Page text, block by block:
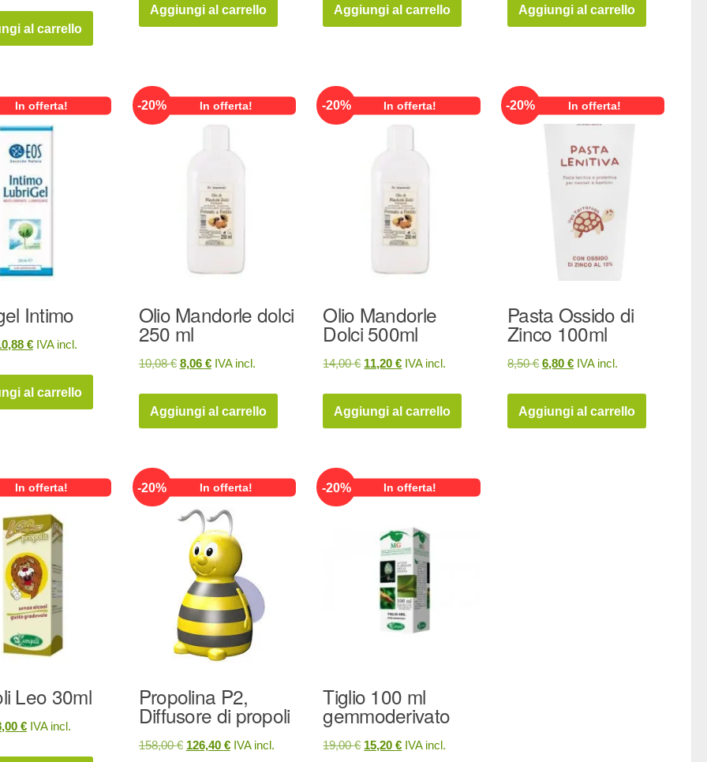
originale
era:
attuale
è:
al carrello
originale
era:
attuale
è:
Aggiungi al carrello
originale
era:
attuale
è:
Aggiungi al carrello
originale
era:
attuale
è:
Aggiungi al carrello
In offerta!
Intimo
€Il
attuale
è:
IVA incl.
al carrello
-20% In offerta!
Olio Mandorle dolci
250 ml
10,08€ Il
originale
era:
8,06 €Il
attuale
è:
IVA incl.
Aggiungi al carrello
-20% In offerta!
Olio Mandorle
Dolci 500ml
14,00€ Il
originale
era:
11,20€Il
attuale
è:
IVA incl.
Aggiungi al carrello
-20% In offerta!
Pasta Ossido di
Zinco 100ml
8,50€ Il
originale
era:
6,80€Il
attuale
è:
IVA incl.
Aggiungi al carrello
In offerta!
Leo 30ml
€IlIVA incl.
-20% In offerta!
Propolina P2,
Diffusore di propoli
158,00€ Il
126,40 €IlIVA incl.
-20% In offerta!
Tiglio 100 ml
gemmoderivato
19,00€ Il
15,20€IlIVA incl.